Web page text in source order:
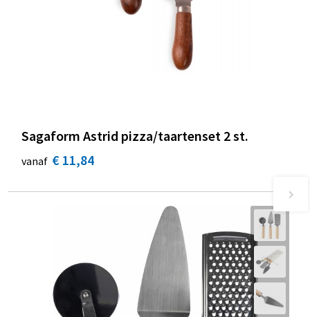
Sagaform Astrid pizza/taartenset 2 st.
vanaf € 11,84